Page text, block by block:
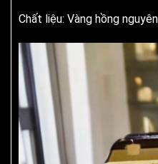
Chất liệu: Vàng hồng